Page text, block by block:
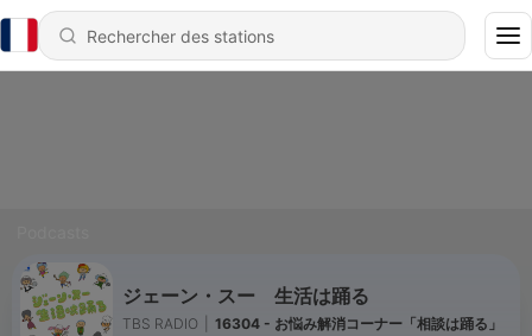
ジェーン・スー 生活は踊る
TBS RADIO 16304 - お悩み解消コーナー「相談は踊る」